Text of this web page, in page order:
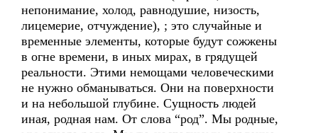
непонимание, холод, равнодушие, низость,
лицемерие, отчуждение), ; это случайные и
временные элементы, которые будут сожжены
в огне времени, в иных мирах, в грядущей
реальности. Этими немощами человеческими
не нужно обманываться. Они на поверхности
и на небольшой глубине. Сущность людей
иная, родная нам. От слова “род”. Мы родные,